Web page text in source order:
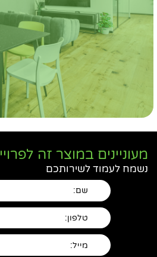
מעוניינים במוצר זה
נשמח לעמוד לשירותכם